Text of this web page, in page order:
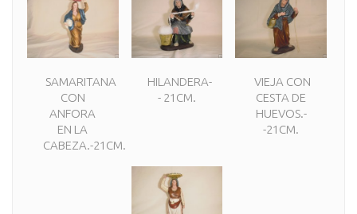
SAMARITANA
CON
ANFORA
EN LA
CABEZA.-21CM.
HILANDERA-
- 21CM.
VIEJA CON
CESTA DE
HUEVOS.-
-21CM.